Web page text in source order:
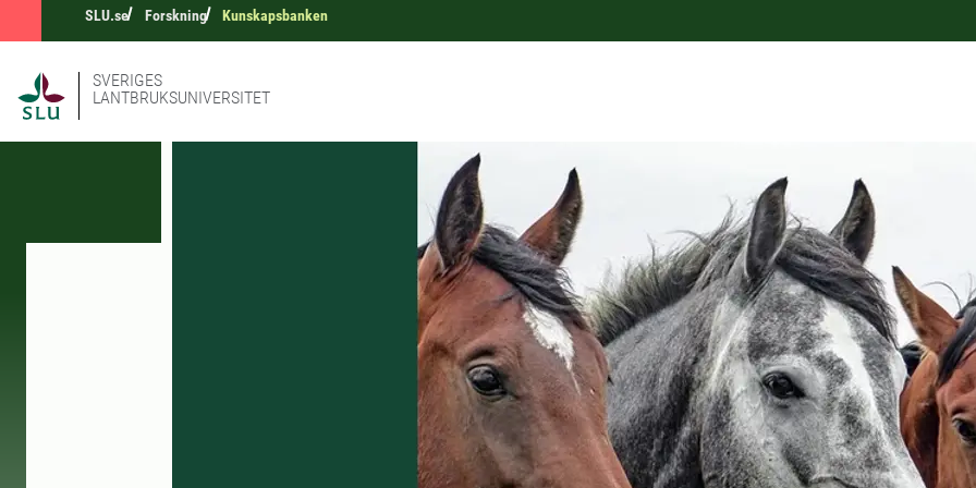
SLU.se Forskning Kunskapsbanken
SVERIGES
LANTBRUKSUNIVERSITET